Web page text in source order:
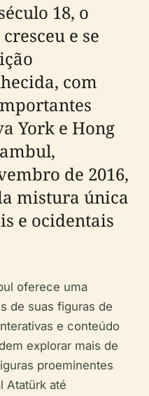
18, o
e se
com
York e Hong
de 2016,
mistura única
e ocidentais
oferece uma
de suas figuras de
e conteúdo
explorar mais de
proeminentes
Atatürk até